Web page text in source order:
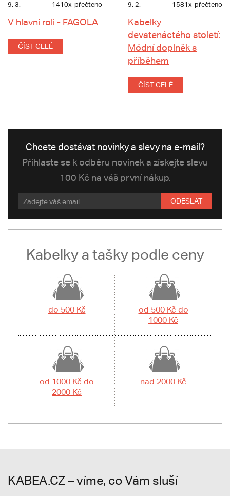
9. 3. 1410x přečteno
V hlavní roli - FAGOLA
ČÍST CELÉ
9. 2. 1581x přečteno
Kabelky
devatenáctého století:
Módní doplněk s
příběhem
ČÍST CELÉ
Chcete dostávat novinky a slevy na e-mail?
Přihlaste se k odběru novinek a získejte slevu
100 Kč na váš první nákup.
ODESLAT
Kabelky a tašky podle ceny
do 500 Kč
od 500 Kč do
1000 Kč
od 1000 Kč do
2000 Kč
nad 2000 Kč
KABEA.CZ – víme, co Vám sluší